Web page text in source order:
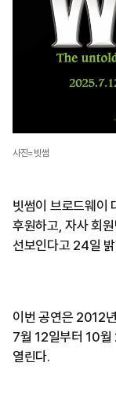
사진=빗썸
빗썸이 브로드웨이
후원하고, 자사 회
선보인다고 24일
이번 공연은 2012
7월 12일부터 10월
열린다.